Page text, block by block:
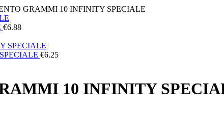
GRAMMI 10 INFINITY SPECIALE
€6.88
€6.25
10 INFINITY